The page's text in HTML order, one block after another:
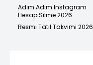
Adım Adım Instagram
Hesap Silme 2026
Resmi Tatil Takvimi 2026